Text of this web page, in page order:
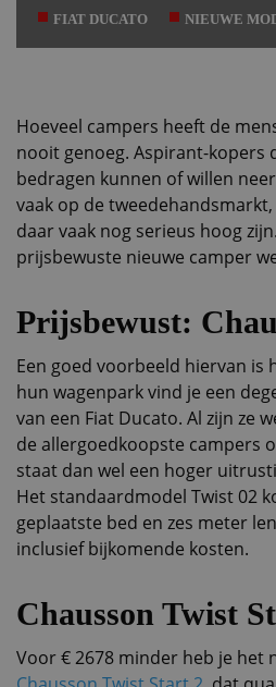
FIAT DUCATO NIEUWE
Hoeveel campers heeft de
nooit genoeg. Aspirant-kopers
bedragen kunnen of willen
vaak op de
daar vaak nog serieus hoog
prijsbewuste nieuwe camper
Prijsbewust:
Een goed voorbeeld hiervan is
hun wagenpark vind je een
van een Fiat Ducato. Al zijn ze
de allergoedkoopste campers
staat dan wel een hoger
Het standaardmodel Twist 02
geplaatste bed en zes meter
inclusief bijkomende kosten.
Chausson Twist
Voor € 2678 minder heb je het